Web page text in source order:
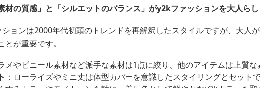
材の質感」と「シルエットのバランス」がy2kファッションを大人らし
ョンは2000年代初頭のトレンドを再解釈したスタイルですが、大人
とが重要です。
メやビニール素材など派手な素材は1点に絞り、他のアイテムは上質な
：ローライズやミニ丈は体型カバーを意識したスタイリングとセット